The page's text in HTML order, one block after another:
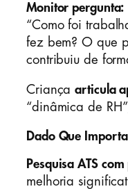
Monitor pergunta:
“Como foi
fez bem? O que
contribuiu de
Criançaarticula
“dinâmica de
Dado Que Importa
Pesquisa ATS
melhoria